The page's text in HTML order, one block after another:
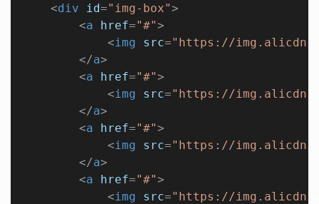
<div id="img-box">
<a href="#">
<img src="https://
</a>
<a href="#">
<img src="https://
</a>
<a href="#">
<img src="https://
</a>
<a href="#">
<img src="https://